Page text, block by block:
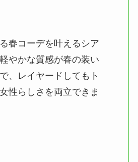
春コーデを叶えるシア
やかな質感が春の装い
、レイヤードしてもト
性らしさを両立できま